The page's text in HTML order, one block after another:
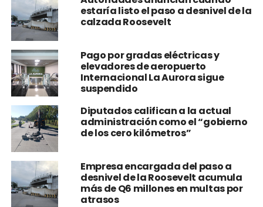
estaría listo el paso a desnivel de la
calzada Roosevelt
Pago por gradas eléctricas y
elevadores de aeropuerto
Internacional La Aurora sigue
suspendido
Diputados califican a la actual
administración como el “gobierno
de los cero kilómetros”
Empresa encargada del paso a
desnivel de la Roosevelt acumula
más de Q6 millones en multas por
atrasos